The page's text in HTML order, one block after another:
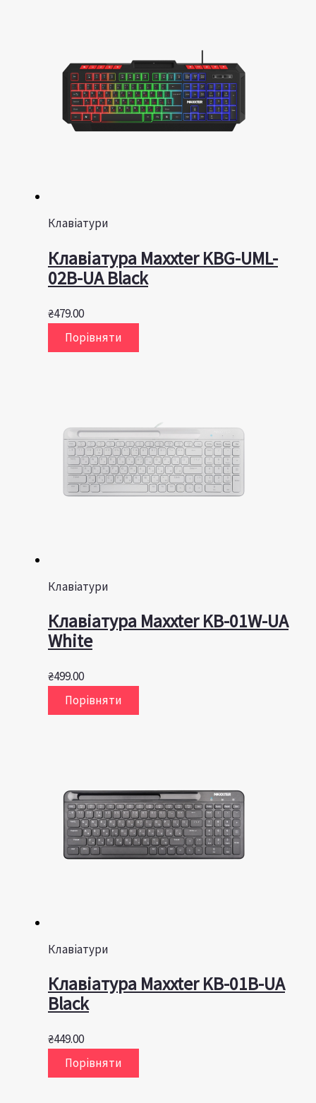
Клавіатури
Клавiатура Maxxter KBG-UML-
02B-UA Black
₴479.00
Порівняти
Клавіатури
Клавiатура Maxxter KB-01W-UA
White
₴499.00
Порівняти
Клавіатури
Клавiатура Maxxter KB-01B-UA
Black
₴449.00
Порівняти